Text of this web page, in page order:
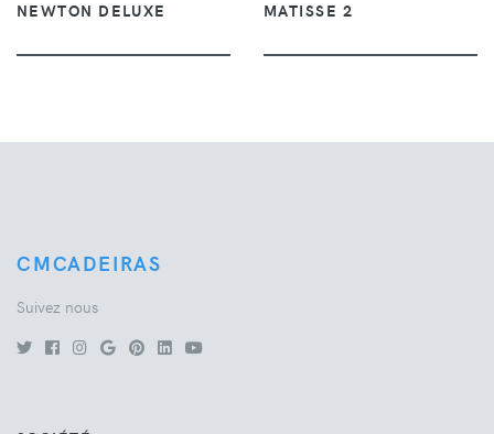
NEWTON DELUXE MATISSE 2
CMCADEIRAS
Suivez nous